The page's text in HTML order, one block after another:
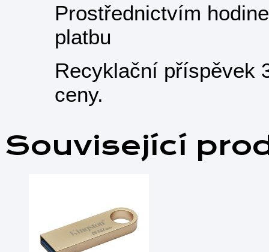
Prostřednictvím
platbu
Recyklační příspěvek
ceny.
Související